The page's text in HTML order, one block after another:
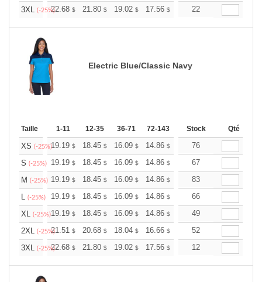
3XL (-25%)22.68 $ 21.80 $ 19.02 $ 17.56 $ 16.68$
22
Electric Blue/Classic Navy
Taille 1-11 12-35 36-71 72-143 144-287 288 +
Stock Qté
XS (-25%)19.19 $ 18.45 $ 16.09 $ 14.86 $ 14.11$
76
S (-25%) 19.19 $ 18.45 $ 16.09 $ 14.86 $ 14.11$
67
M (-25%) 19.19 $ 18.45 $ 16.09 $ 14.86 $ 14.11$
83
L (-25%) 19.19 $ 18.45 $ 16.09 $ 14.86 $ 14.11$
66
XL (-25%)19.19 $ 18.45 $ 16.09 $ 14.86 $ 14.11$
49
2XL (-25%)21.51 $ 20.68 $ 18.04 $ 16.66 $ 15.82$
52
3XL (-25%)22.68 $ 21.80 $ 19.02 $ 17.56 $ 16.68$
12